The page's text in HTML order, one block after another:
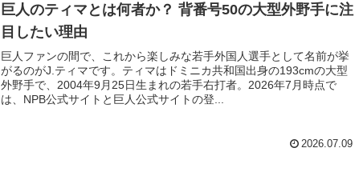
巨人のティマとは何者か？ 背番号50の大型外野手に注
目したい理由
巨人ファンの間で、これから楽しみな若手外国人選手として名前が挙
がるのがJ.ティマです。ティマはドミニカ共和国出身の193cmの大型
外野手で、2004年9月25日生まれの若手右打者。2026年7月時点で
は、NPB公式サイトと巨人公式サイトの登...
2026.07.09